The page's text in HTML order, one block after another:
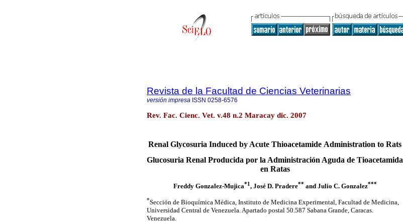
Revista de la Facultad de Ciencias Veterinarias
versión impresa ISSN 0258-6576
Rev. Fac. Cienc. Vet. v.48 n.2 Maracay dic. 2007
Renal Glycosuria Induced by Acute Thioacetamide Administration to Rats
Glucosuria Renal Producida por la Administración Aguda de Tioacetamida
en Ratas
Freddy Gonzalez-Mujica*1, José D. Pradere** and Julio C. Gonzalez***
*Sección de Bioquímica Médica, Instituto de Medicina Experimental, Facultad de Medicina,
Universidad Central de Venezuela. Apartado postal 50.587 Sabana Grande, Caracas.
Venezuela.